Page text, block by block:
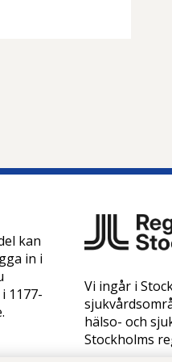
kan
in i
1177-
Vi ingår i
hälso- och
Stockholms